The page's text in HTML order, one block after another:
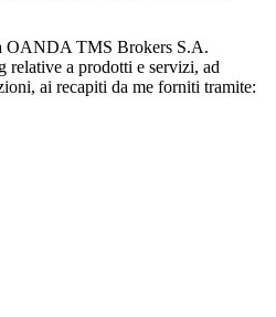
OANDA TMS Brokers S.A.
relative a prodotti e servizi, ad
ai recapiti da me forniti tramite: